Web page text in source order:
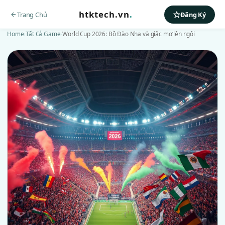
Trang Chủ htktech.vn. Đăng Ký
Home›Tất Cả Game›World Cup 2026: Bồ Đào Nha và giấc mơ lên ngôi